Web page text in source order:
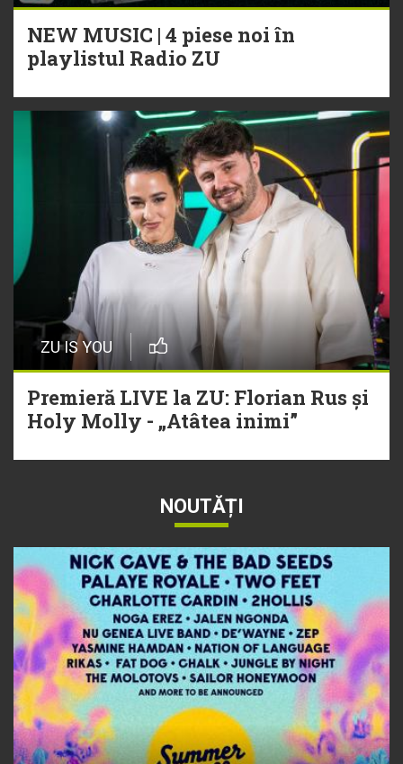
NEW MUSIC | 4 piese noi în
playlistul Radio ZU
ZU IS YOU
Premieră LIVE la ZU: Florian Rus și
Holy Molly - „Atâtea inimi”
NOUTĂȚI